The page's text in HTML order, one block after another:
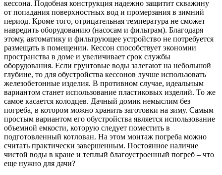
кессона. Подобная конструкция надежно защитит скважину
от попадания поверхностных вод и промерзания в зимний
период. Кроме того, отрицательная температура не сможет
навредить оборудованию (насосам и фильтрам). Благодаря
этому, автоматику и фильтрующее устройство не потребуется
размещать в помещении. Кессон способствует экономии
пространства в доме и увеличивает срок службы
оборудования. Если грунтовые воды залегают на небольшой
глубине, то для обустройства кессонов лучше использовать
железобетонные изделия. В противном случае, идеальным
вариантом станет использование пластиковых изделий. То же
самое касается колодцев. Дачный домик немыслим без
погреба, в котором можно хранить заготовки на зиму. Самым
простым вариантом его обустройства является использование
объемной емкости, которую следует поместить в
подготовленный котлован. На этом монтаж погреба можно
считать практически завершенным. Постоянное наличие
чистой воды в кране и теплый благоустроенный погреб – что
еще нужно для дачи?